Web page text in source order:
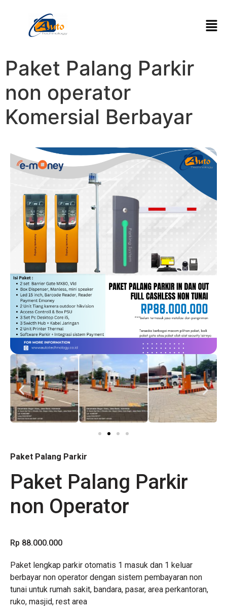
Paket Palang Parkir
non operator
Komersial Berbayar
Paket Palang Parkir
Paket Palang Parkir
non Operator
Rp 88.000.000
Paket lengkap parkir otomatis 1 masuk dan 1 keluar
berbayar non operator dengan sistem pembayaran non
tunai untuk rumah sakit, bandara, pasar, area perkantoran,
ruko, masjid, rest area